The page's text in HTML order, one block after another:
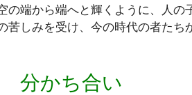
の端から端へと輝くように、人の
苦しみを受け、今の時代の者たち
分かち合い